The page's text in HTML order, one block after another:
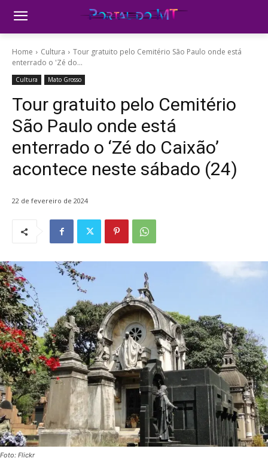
Home Cultura
Tour gratuito pelo Cemitério São Paulo onde está
enterrado o 'Zé do...
Cultura Mato Grosso
Tour gratuito pelo Cemitério
São Paulo onde está
enterrado o ‘Zé do Caixão’
acontece neste sábado (24)
22 de fevereiro de 2024
Foto: Flickr